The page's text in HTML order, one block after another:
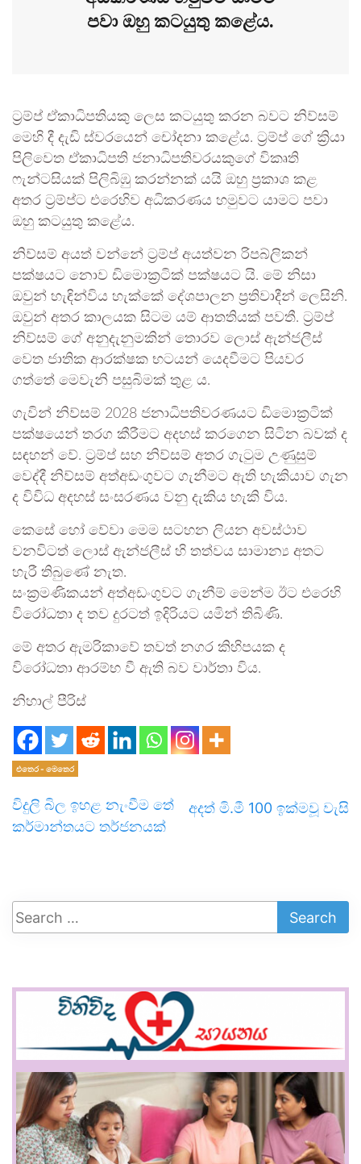
පවා ඔහු කටයුතු කළේය.
ට්‍රම්ප් ඒකාධිපතියකු ලෙස කටයුතු කරන බවට නිව්සම්
මෙහි දී දැඩි ස්වරයෙන් චෝදනා කළේය. ට්‍රම්ප් ගේ ක්‍රියා
පිලිවෙත ඒකාධිපති ජනාධිපතිවරයකුගේ විකෘති
ෆැන්ටසියක් පිලිබිඹු කරන්නක් යයි ඔහු ප්‍රකාශ කළ
අතර ට්‍රම්ප්ට එරෙහිව අධිකරණය හමුවට යාමට පවා
ඔහු කටයුතු කළේය.
නිව්සම් අයත් වන්නේ ට්‍රම්ප් අයත්වන රිපබ්ලිකන්
පක්ෂයට නොව ඩිමොක්‍රටික් පක්ෂයට යි. මේ නිසා
ඔවුන් හැඳින්විය හැක්කේ දේශපාලන ප්‍රතිවාදීන් ලෙසිනි.
ඔවුන් අතර කාලයක සිටම යම් ආතතියක් පවතී. ට්‍රම්ප්
නිව්සම් ගේ අනුදැනුමකින් තොරව ලොස් ඇන්ජලීස්
වෙත ජාතික ආරක්ෂක භටයන් යෙදවීමට පියවර
ගත්තේ මෙවැනි පසුබිමක් තුළ ය.
ගැවින් නිව්සම් 2028 ජනාධිපතිවරණයට ඩිමොක්‍රටික්
පක්ෂයෙන් තරග කීරීමට අදහස් කරගෙන සිටින බවක් ද
සඳහන් වේ. ට්‍රම්ප් සහ නිව්සම් අතර ගැටුම උණුසුම්
වෙද්දී නිව්සම් අත්අඩංගුවට ගැනීමට ඇති හැකියාව ගැන
ද විවිධ අදහස් සංසරණය වනු දැකිය හැකි විය.
කෙසේ හෝ වේවා මෙම සටහන ලියන අවස්ථාව
වනවිටත් ලොස් ඇන්ජලීස් හි තත්වය සාමාන්‍ය අතට
හැරී තිබුණේ නැත.
සංක්‍රමණිකයන් අත්අඩංගුවට ගැනීම් මෙන්ම ඊට එරෙහි
විරෝධතා ද තව දුරටත් ඉදිරියට යමින් තිබිණි.
මේ අතර ඇමරිකාවේ තවත් නගර කිහිපයක ද
විරෝධතා ආරම්භ වී ඇති බව වාර්තා විය.
නිහාල් පීරිස්
එතෙර - මෙතෙර
විදුලි බිල ඉහළ නැංවීම තේ
කර්මාන්තයට තර්ජනයක්
අදත් මි.මී 100 ඉක්මවූ වැසි